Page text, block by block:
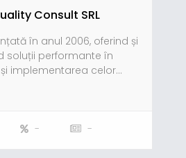
Consult SRL
în anul 2006, oferind și
soluții performante în
implementarea celor...
- -